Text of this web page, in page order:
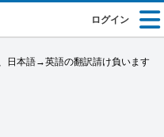
ログイン
日本語→英語の翻訳請け負います